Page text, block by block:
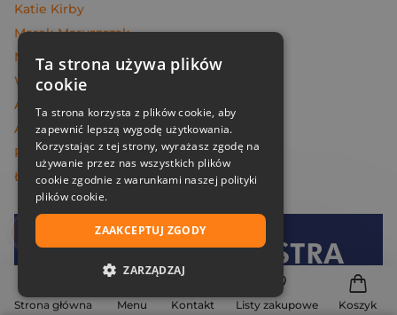
Strona główna Menu Kontakt Listy zakupowe Koszyk
Katie Kirby
Marek Maruszczak
Melissa Da Costa
Węcowski Marek
Andrzej Maleszka
Andrzej Dragan
Piotr Oczko
Łukasz Müller
Dołącz doZnak
i oszczędzaj na dostawie!
Ta strona używa plików
cookie
Ta strona korzysta z plików cookie, aby
zapewnić lepszą wygodę użytkowania.
Korzystając z tej strony, wyrażasz zgodę na
używanie przez nas wszystkich plików
cookie zgodnie z warunkami naszej polityki
plików cookie.
ZAAKCEPTUJ ZGODY
ZARZĄDZAJ
NIEZBĘDNE